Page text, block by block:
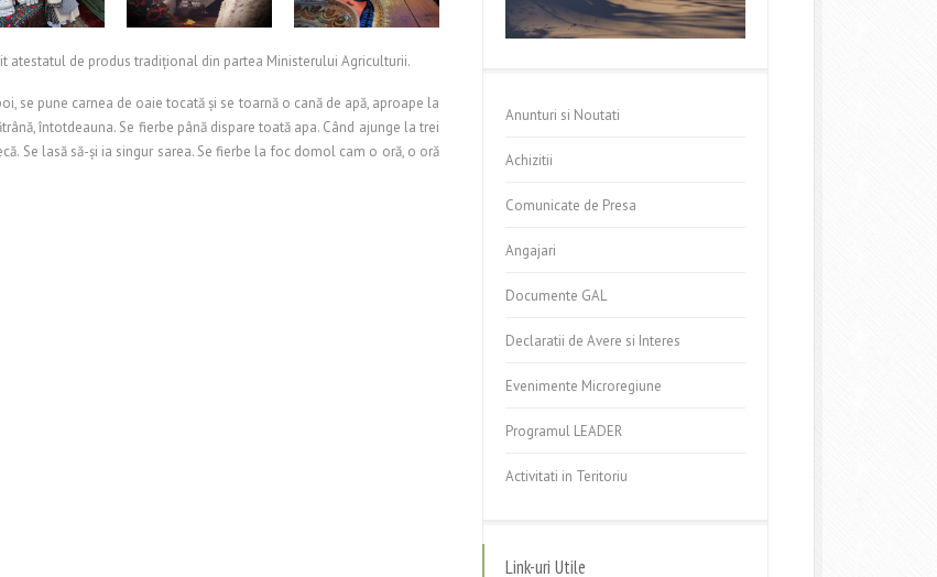
atestatul de produs tradiţional din partea Ministerului Agriculturii.
se pune carnea de oaie tocată şi se toarnă o cană de apă, aproape la
întotdeauna. Se fierbe până dispare toată apa. Când ajunge la trei
Se lasă să-şi ia singur sarea. Se fierbe la foc domol cam o oră, o oră
Anunturi si Noutati
Achizitii
Comunicate de Presa
Angajari
Documente GAL
Declaratii de Avere si Interes
Evenimente Microregiune
Programul LEADER
Activitati in Teritoriu
Link-uri Utile